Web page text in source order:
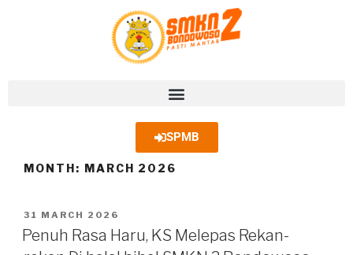
SPMB
MONTH: MARCH 2026
31 MARCH 2026
Penuh Rasa Haru, KS Melepas Rekan-